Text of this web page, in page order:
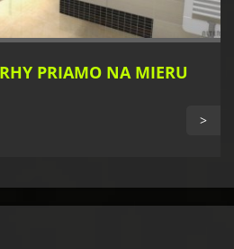
PRIAMO NA MIERU
>